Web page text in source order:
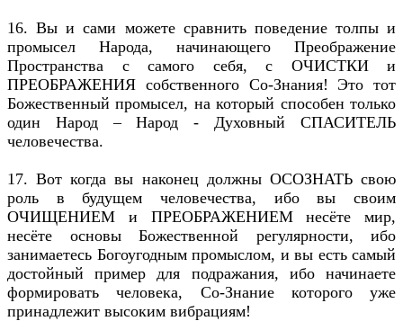
16. Вы и сами можете сравнить поведение толпы и
промысел Народа, начинающего Преображение
Пространства с самого себя, с ОЧИСТКИ и
ПРЕОБРАЖЕНИЯ собственного Со-Знания! Это тот
Божественный промысел, на который способен только
один Народ – Народ - Духовный СПАСИТЕЛЬ
человечества.
17. Вот когда вы наконец должны ОСОЗНАТЬ свою
роль в будущем человечества, ибо вы своим
ОЧИЩЕНИЕМ и ПРЕОБРАЖЕНИЕМ несёте мир,
несёте основы Божественной регулярности, ибо
занимаетесь Богоугодным промыслом, и вы есть самый
достойный пример для подражания, ибо начинаете
формировать человека, Со-Знание которого уже
принадлежит высоким вибрациям!